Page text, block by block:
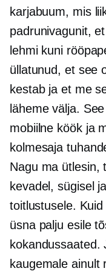
karjabuum, mis
padrunivagunit,
lehmi kuni
üllatunud, et see
kestab ja et me
läheme välja.
mobiilne köök ja
kolmesaja
Nagu ma ütlesin,
kevadel, sügisel
toitlustusele.
üsna palju esile
kokandussaated.
kaugemale ainult